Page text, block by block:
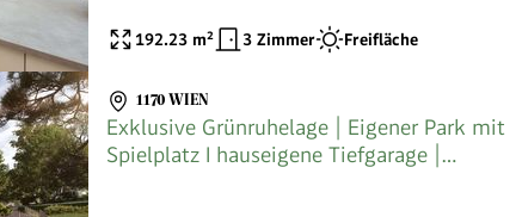
192.23 m² 3 Zimmer Freifläche
1170 WIEN
Exklusive Grünruhelage | Eigener Park mit
Spielplatz I hauseigene Tiefgarage |